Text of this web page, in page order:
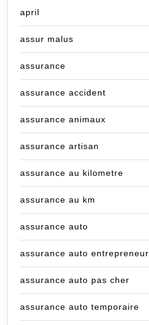
april
assur malus
assurance
assurance accident
assurance animaux
assurance artisan
assurance au kilometre
assurance au km
assurance auto
assurance auto entrepreneur
assurance auto pas cher
assurance auto temporaire